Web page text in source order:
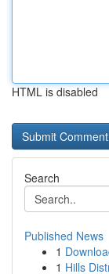
HTML is disabled
Search
Published News
1
1 Hills